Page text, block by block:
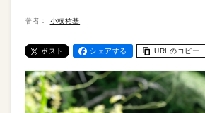
著者： 小枝祐基
ポスト シェアする URLのコピー